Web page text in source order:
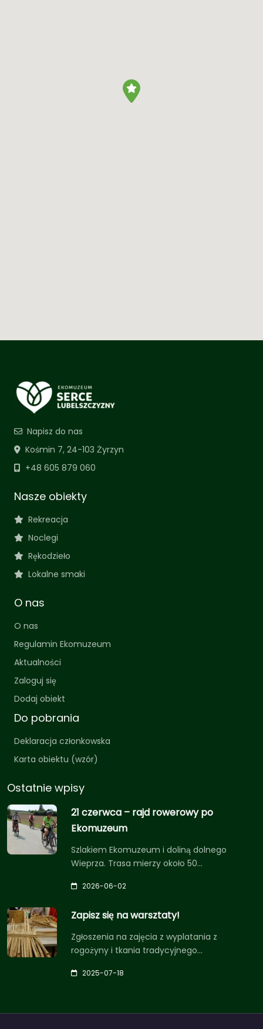
Napisz do nas
Kośmin 7, 24-103 Żyrzyn
+48 605 879 060
Nasze obiekty
Rekreacja
Noclegi
Rękodzieło
Lokalne smaki
O nas
O nas
Regulamin Ekomuzeum
Aktualności
Zaloguj się
Dodaj obiekt
Do pobrania
Deklaracja członkowska
Karta obiektu (wzór)
Ostatnie wpisy
21 czerwca – rajd rowerowy po
Ekomuzeum
Szlakiem Ekomuzeum i doliną dolnego
Wieprza. Trasa mierzy około 50…
2026-06-02
Zapisz się na warsztaty!
Zgłoszenia na zajęcia z wyplatania z
rogożyny i tkania tradycyjnego…
2025-07-18